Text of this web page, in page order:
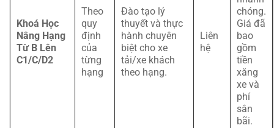
Khoá Học
Nâng Hạng
Từ B Lên
C1/C/D2
Theo
quy
định
của
từng
hạng
Đào tạo lý
thuyết và thực
hành chuyên
biệt cho xe
tải/xe khách
theo hạng.
Liên
hệ
chóng.
Giá đã
bao
gồm
tiền
xăng
xe và
phí
sân
bãi.